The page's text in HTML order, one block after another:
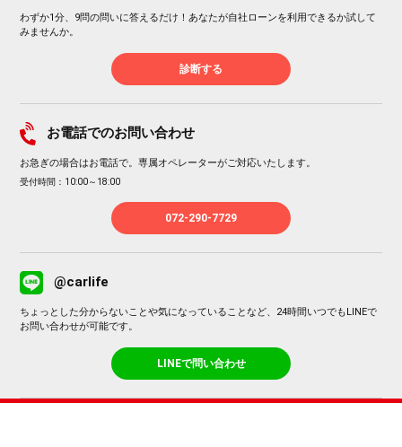
わずか1分、9問の問いに答えるだけ！あなたが自社ローンを利用できるか試して
みませんか。
診断する
お電話でのお問い合わせ
お急ぎの場合はお電話で。専属オペレーターがご対応いたします。
受付時間：10:00～18:00
072-290-7729
@carlife
ちょっとした分からないことや気になっていることなど、24時間いつでもLINEで
お問い合わせが可能です。
LINEで問い合わせ